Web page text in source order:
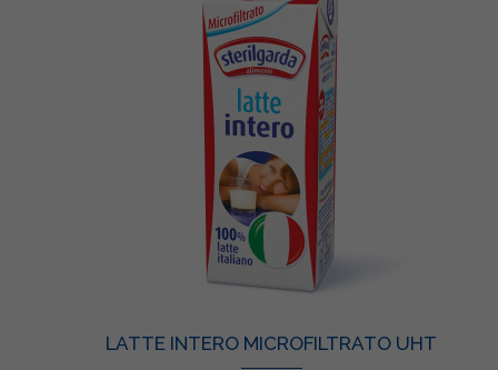
LATTE INTERO MICROFILTRATO UHT